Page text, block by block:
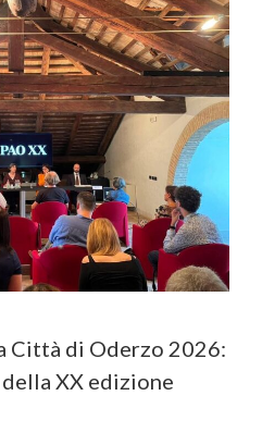
Città di Oderzo 2026:
XX edizione